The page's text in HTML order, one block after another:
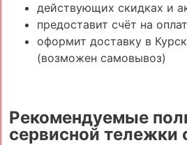
действующих скидках и
предоставит счёт на
оформит доставку в
(возможен самовывоз)
Рекомендуемые
сервисной тележки